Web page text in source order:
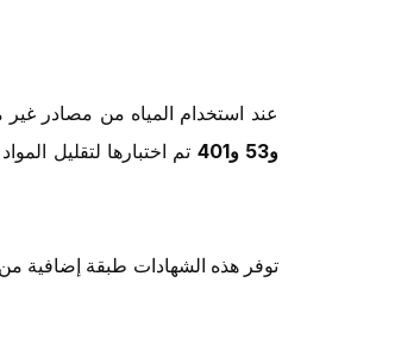
عند استخدام المياه من مصادر غير
لمعايير NSF 42 و53 و401
تم اختبارها لتقليل
توفر هذه الشهادات طبقة إضافية من